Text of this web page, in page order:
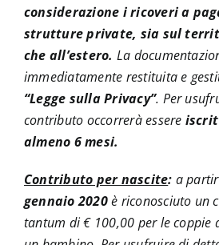
considerazione i ricoveri a
strutture private, sia sul
che all’estero. La
immediatamente restituita e
“Legge sullaPrivacy”. Per
contributo occorrerà essere
almeno 6 mesi.
Contributo per nascite: a
gennaio 2020è riconosciuto un
tantum di € 100,00 per le coppie